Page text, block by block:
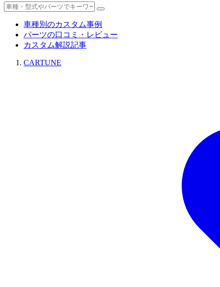
車種別のカスタム事例
パーツの口コミ・レビュー
カスタム解説記事
CARTUNE